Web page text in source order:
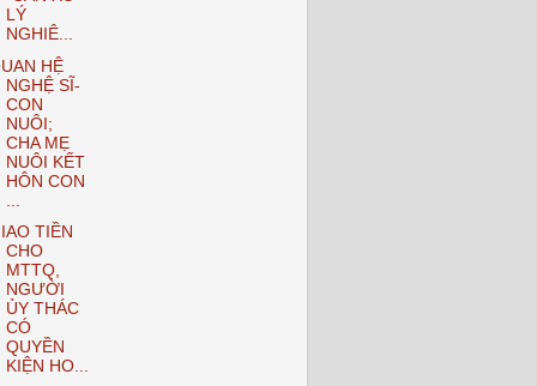
LÝ
NGHIÊ...
HỆ
NGHỆ SĨ-
CON
NUÔI;
CHA MẸ
NUÔI KẾT
HÔN CON
TIỀN
CHO
MTTQ,
NGƯỜI
ỦY THÁC
CÓ
QUYỀN
KIỆN HO...